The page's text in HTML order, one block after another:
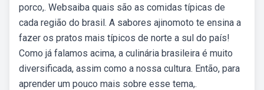
porco,. Websaiba quais são as comidas tí­picas de
cada região do brasil. A sabores ajinomoto te ensina a
fazer os pratos mais tí­picos de norte a sul do país!
Como já falamos acima, a culinária brasileira é muito
diversificada, assim como a nossa cultura. Então, para
aprender um pouco mais sobre esse tema,.